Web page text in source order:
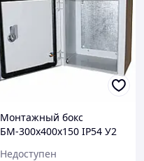
Монтажный бокс
БМ-300х400х150 IP54 У2
Недоступен